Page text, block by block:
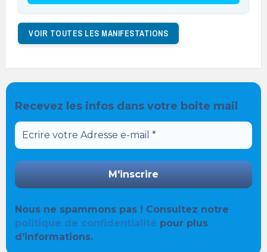
VOIR TOUTES LES MANIFESTATIONS
Recevez les infos dans votre boite mail
Nous ne spammons pas ! Consultez notre
politique de confidentialité pour plus
d’informations.